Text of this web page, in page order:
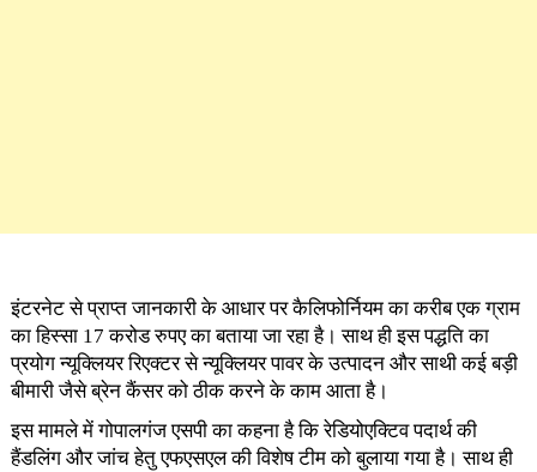
इंटरनेट से प्राप्त जानकारी के आधार पर कैलिफोर्नियम का करीब एक ग्राम
का हिस्सा 17 करोड रुपए का बताया जा रहा है। साथ ही इस पद्धति का
प्रयोग न्यूक्लियर रिएक्टर से न्यूक्लियर पावर के उत्पादन और साथी कई बड़ी
बीमारी जैसे ब्रेन कैंसर को ठीक करने के काम आता है।
इस मामले में गोपालगंज एसपी का कहना है कि रेडियोएक्टिव पदार्थ की
हैंडलिंग और जांच हेतु एफएसएल की विशेष टीम को बुलाया गया है। साथ ही